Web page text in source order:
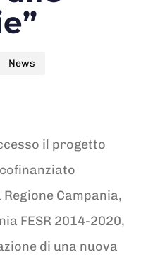
News
il progetto
cofinanziato
Campania,
FESR 2014-2020,
di una nuova